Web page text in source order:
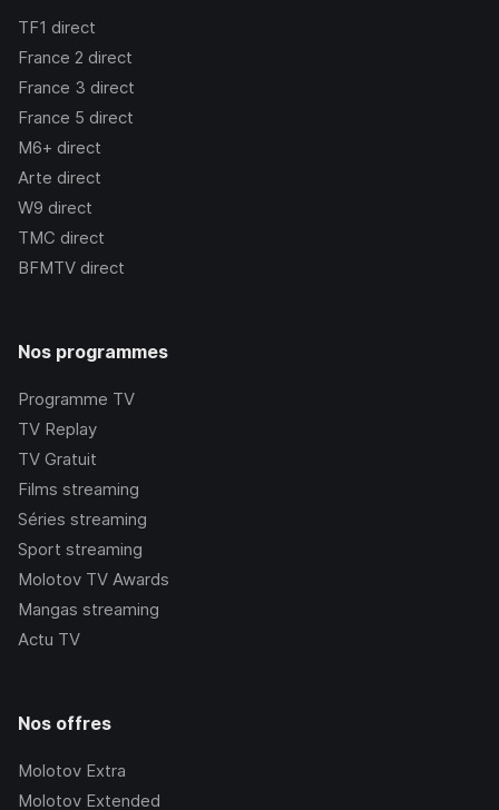
TF1 direct
France 2 direct
France 3 direct
France 5 direct
M6+ direct
Arte direct
W9 direct
TMC direct
BFMTV direct
Nos programmes
Programme TV
TV Replay
TV Gratuit
Films streaming
Séries streaming
Sport streaming
Molotov TV Awards
Mangas streaming
Actu TV
Nos offres
Molotov Extra
Molotov Extended